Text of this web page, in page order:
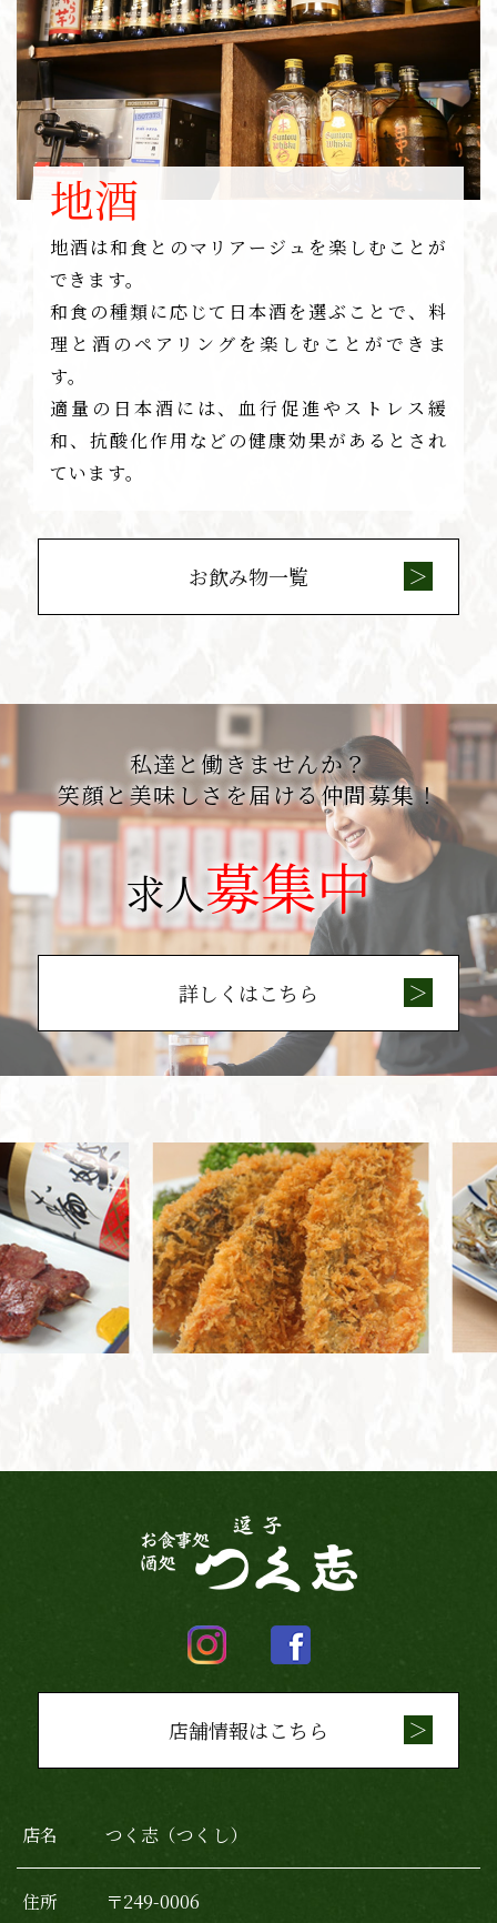
地酒
地酒は和食とのマリアージュを楽しむことが
できます。
和食の種類に応じて日本酒を選ぶことで、料
理と酒のペアリングを楽しむことができま
す。
適量の日本酒には、血行促進やストレス緩
和、抗酸化作用などの健康効果があるとされ
ています。
お飲み物一覧
私達と働きませんか？
笑顔と美味しさを届ける仲間募集！
求人募集中
詳しくはこちら
店舗情報はこちら
店名 つく志（つくし）
住所
〒249-0006